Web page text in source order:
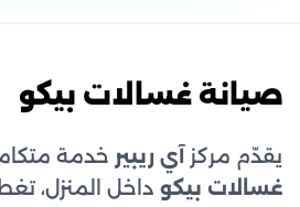
صيانة غسالات بيكو
يقدّم مركز آي ريبير خدمة
غسالات بيكو داخل المنزل،